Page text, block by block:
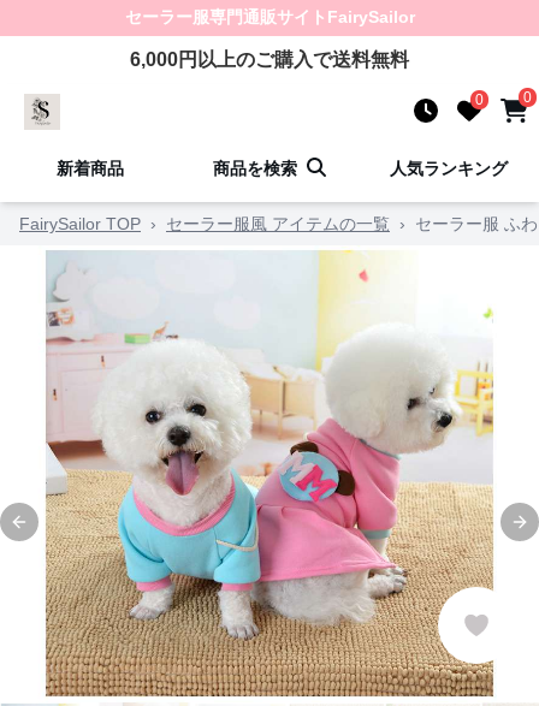
セーラー服専門通販サイト FairySailor
6,000円以上のご購入で送料無料
0 0
新着商品 商品を検索 人気ランキング
FairySailor TOP › セーラー服風 アイテムの一覧 › セーラー服 ふ
Previous slide